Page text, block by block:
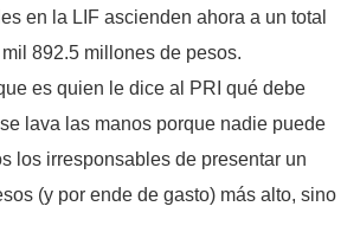
en la LIF ascienden ahora a un total
892.5 millones de pesos.
es quien le dice al PRI qué debe
lava las manos porque nadie puede
los irresponsables de presentar un
(y por ende de gasto) más alto, sino